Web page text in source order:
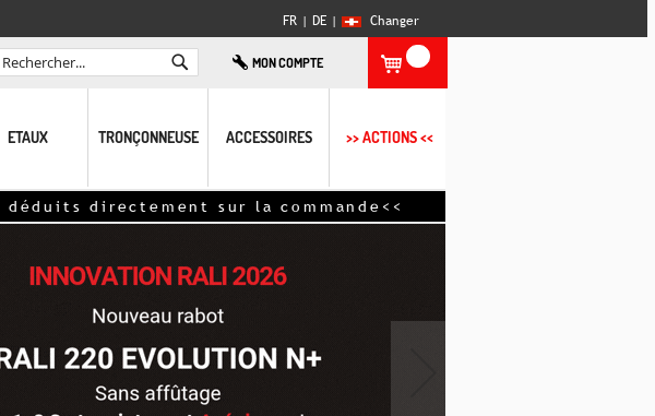
FR | DE | Changer
Rechercher
MON COMPTE
ETAUX TRONÇONNEUSE ACCESSOIRES >> ACTIONS <<
sur la commande<<